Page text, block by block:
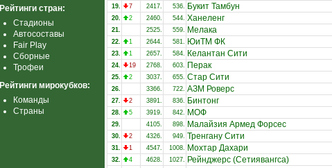
Рейтинги стран:
Стадионы
Автосоставы
Fair Play
Сборные
Трофеи
Рейтинги мирокубков:
Команды
Страны
19.
7 2417. 536. Букит Тамбун
20.
2 2460. 544. Ханеленг
21.
2525. 559. Мелака
22.
1 2644. 581. ЮиТМ ФК
23.
1 2657. 584. Келантан Сити
24.
19 2768. 603. Перак
25.
2 3037. 655. Стар Сити
26.
3366. 722. АЗМ Роверс
27.
2 3891. 836. Бинтонг
28.
5 3919. 842. МОФ
29.
4105. 898. Малайзия Армед Форсес
30.
2 4326. 949. Тренгану Сити
31.
1 4547. 1008. Мохтар Дахари
32.
4 4628. 1027. Рейнджерс (Сетиявангса)